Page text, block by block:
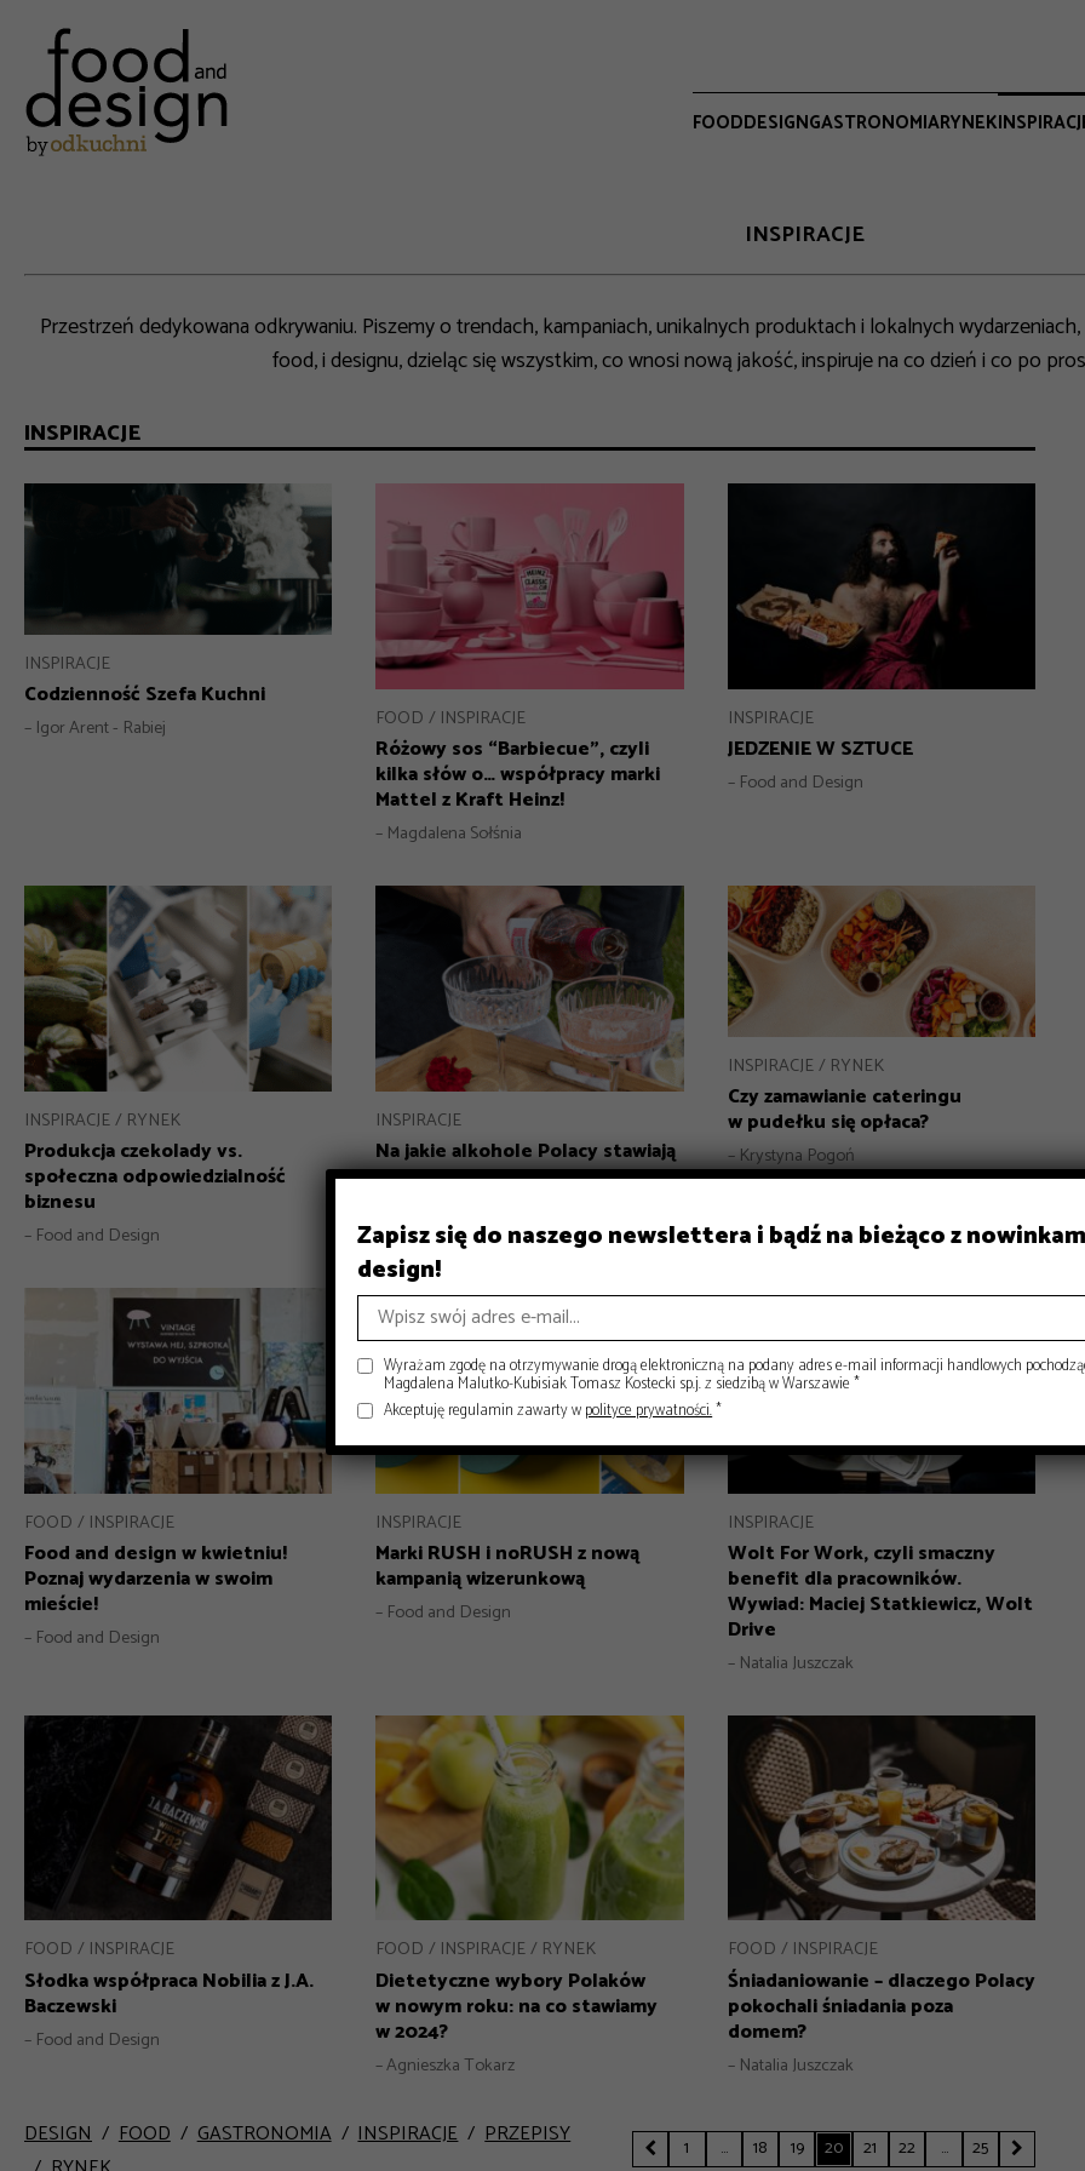
FOODDESIGNGASTRONOMIARYNEK
INSPIRACJE
Przestrzeń dedykowana odkrywaniu. Piszemy o trendach, kampaniach, unikalnych produktach i lokalnych
food, i designu, dzieląc się wszystkim, co wnosi nową jakość, inspiruje na co dzień i co po
INSPIRACJE
INSPIRACJE
Codzienność Szefa Kuchni
– Igor Arent - Rabiej FOOD INSPIRACJE
Różowy sos “Barbiecue”, czyli
kilka słów o… współpracy marki
Mattel z Kraft Heinz!
– Magdalena Sołśnia
INSPIRACJE
JEDZENIE W SZTUCE
– Food and Design
INSPIRACJE RYNEK
Produkcja czekolady vs.
społeczna odpowiedzialność
biznesu
– Food and Design
INSPIRACJE
Na jakie alkohole Polacy stawiają
wiosną?
INSPIRACJE RYNEK
Czy zamawianie cateringu
w pudełku się opłaca?
– Krystyna Pogoń
FOOD INSPIRACJE
Food and design w kwietniu!
Poznaj wydarzenia w swoim
mieście!
– Food and Design
INSPIRACJE
Marki RUSH i noRUSH z nową
kampanią wizerunkową
– Food and Design
INSPIRACJE
Wolt For Work, czyli smaczny
benefit dla pracowników.
Wywiad: Maciej Statkiewicz, Wolt
Drive
– Natalia Juszczak
FOOD INSPIRACJE
Słodka współpraca Nobilia z J.A.
Baczewski
– Food and Design
FOOD INSPIRACJE RYNEK
Dietetyczne wybory Polaków
w nowym roku: na co stawiamy
w 2024?
– Agnieszka Tokarz
FOOD INSPIRACJE
Śniadaniowanie – dlaczego Polacy
pokochali śniadania poza
domem?
– Natalia Juszczak
DESIGN FOOD GASTRONOMIA INSPIRACJE
PRZEPISY
 1 … 18 19 20 21 22 … 25 
Zapisz się do naszego newslettera i bądź na bieżąco z
design!
Wyrażam zgodę na otrzymywanie drogą elektroniczną na podany adres e-mail informacji handlowych
Magdalena Malutko-Kubisiak Tomasz Kostecki sp.j. z siedzibą w Warszawie *
Akceptuję regulamin zawarty wpolityce prywatności.*